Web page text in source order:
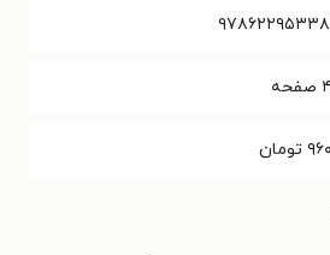
صفحه
تومان